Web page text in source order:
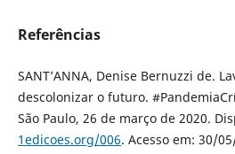
Referências
SANT’ANNA, Denise Bernuzzi de.
descolonizar o futuro.
São Paulo, 26 de março de 2020.
1edicoes.org/006. Acesso em: 30/